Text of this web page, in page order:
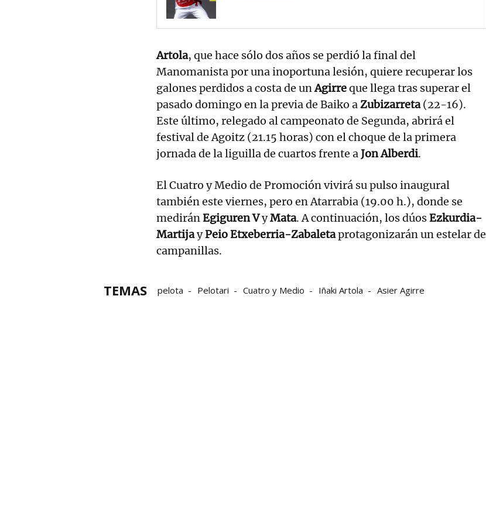
Artola, que hace sólo dos años se perdió la final del
Manomanista por una inoportuna lesión, quiere recuperar los
galones perdidos a costa de unAgirreque llega tras superar el
pasado domingo en la previa de Baiko aZubizarreta(22-16).
Este último, relegado al campeonato de Segunda, abrirá el
festival de Agoitz (21.15 horas) con el choque de la primera
jornada de la liguilla de cuartos frente aJon Alberdi.
El Cuatro y Medio de Promoción vivirá su pulso inaugural
también este viernes, pero en Atarrabia (19.00 h.), donde se
mediránEgiguren VyMata. A continuación, los dúosEzkurdia-
MartijayPeio Etxeberria-Zabaletaprotagonizarán un estelar de
campanillas.
TEMAS pelota Pelotari Cuatro y Medio Iñaki Artola Asier Agirre